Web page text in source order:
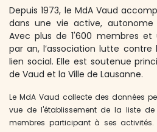
Depuis 1973, le MdA Vaud
dans une vie active,
Avec plus de 1'600 membres
par an, l’association lutte contre
lien social. Elle est soutenue
de Vaud et la Ville de Lausanne.
Le MdA Vaud collecte des données
vue de l'établissement de la liste
membres participant à ses